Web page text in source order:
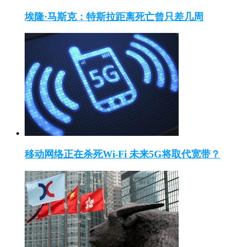
埃隆·马斯克：特斯拉距离死亡曾只差几周
移动网络正在杀死Wi-Fi 未来5G将取代宽带？